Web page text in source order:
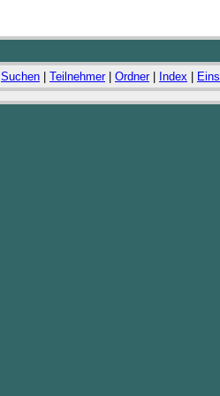
Suchen Teilnehmer| Ordner| Index